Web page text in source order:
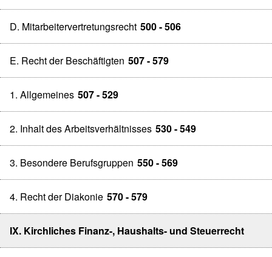
D. Mitarbeitervertretungsrecht 500 - 506
E. Recht der Beschäftigten 507 - 579
1. Allgemeines 507 - 529
2. Inhalt des Arbeitsverhältnisses 530 - 549
3. Besondere Berufsgruppen 550 - 569
4. Recht der Diakonie 570 - 579
IX. Kirchliches Finanz-, Haushalts- und Steuerrecht